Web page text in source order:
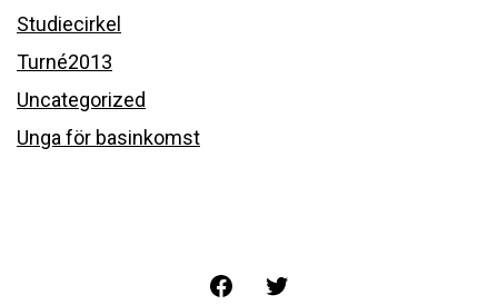
Studiecirkel
Turné2013
Uncategorized
Unga för basinkomst
Facebook